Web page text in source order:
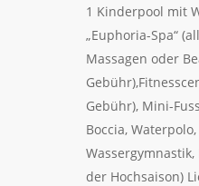
1 Kinderpool mit
„Euphoria-Spa“
Massagen oder
Gebühr), Mini-
Boccia,
der Hochsaison)